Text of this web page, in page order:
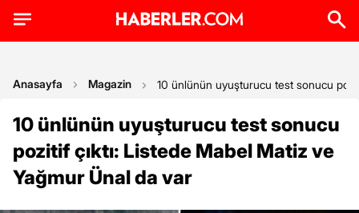
Anasayfa Magazin 10 ünlünün uyuşturucu test sonucu
10 ünlünün uyuşturucu test sonucu
pozitif çıktı: Listede Mabel Matiz ve
Yağmur Ünal da var